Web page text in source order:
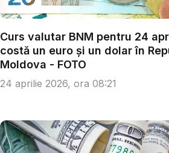
Curs valutar BNM pentru 24
costă un euro și un dolar în
Moldova - FOTO
24 aprilie 2026, ora 08:21